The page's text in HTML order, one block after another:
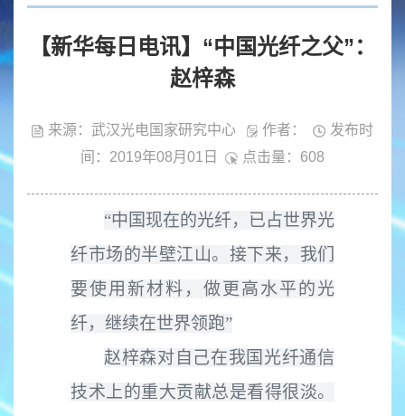
【新华每日电讯】“中国光纤之父”：
赵梓森
来源：武汉光电国家研究中心 作者：
发布时
间：2019年08月01日
点击量： 608
“中国现在的光纤，已占世界光
纤市场的半壁江山。接下来，我们
要使用新材料，做更高水平的光
纤，继续在世界领跑”
赵梓森对自己在我国光纤通信
技术上的重大贡献总是看得很淡。